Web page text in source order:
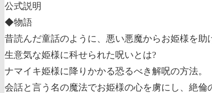
公式説明
◆物語
昔読んだ童話のように、悪い悪魔からお姫様を助
生意気な姫様に科せられた呪いとは?
ナマイキ姫様に降りかかる恐るべき解呪の方法。
会話と言う名の魔法でお姫様の心を虜にし、絶倫